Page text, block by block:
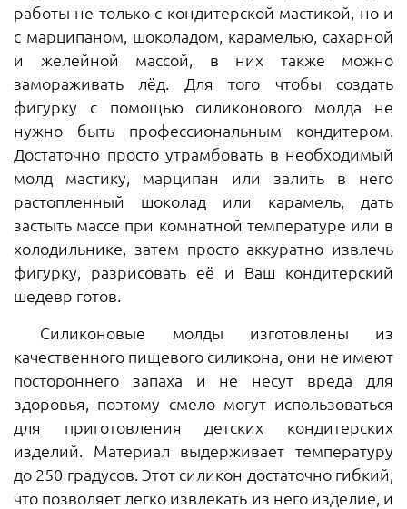
работы не только с кондитерской мастикой, но и
с марципаном, шоколадом, карамелью, сахарной
и желейной массой, в них также можно
замораживать лёд. Для того чтобы создать
фигурку с помощью силиконового молда не
нужно быть профессиональным кондитером.
Достаточно просто утрамбовать в необходимый
молд мастику, марципан или залить в него
растопленный шоколад или карамель, дать
застыть массе при комнатной температуре или в
холодильнике, затем просто аккуратно извлечь
фигурку, разрисовать её и Ваш кондитерский
шедевр готов.
Силиконовые молды изготовлены из
качественного пищевого силикона, они не имеют
постороннего запаха и не несут вреда для
здоровья, поэтому смело могут использоваться
для приготовления детских кондитерских
изделий. Материал выдерживает температуру
до 250 градусов. Этот силикон достаточно гибкий,
что позволяет легко извлекать из него изделие, и